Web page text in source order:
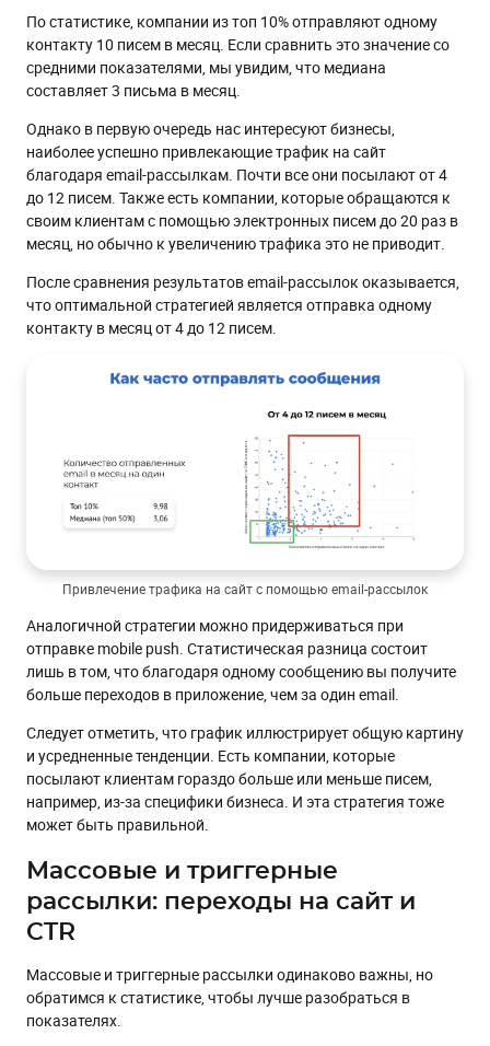
По статистике, компании из топ 10% отправляют одному
контакту 10 писем в месяц. Если сравнить это значение со
средними показателями, мы увидим, что медиана
составляет 3 письма в месяц.
Однако в первую очередь нас интересуют бизнесы,
наиболее успешно привлекающие трафик на сайт
благодаря email-рассылкам. Почти все они посылают от 4
до 12 писем. Также есть компании, которые обращаются к
своим клиентам с помощью электронных писем до 20 раз в
месяц, но обычно к увеличению трафика это не приводит.
После сравнения результатов email-рассылок оказывается,
что оптимальной стратегией является отправка одному
контакту в месяц от 4 до 12 писем.
Привлечение трафика на сайт с помощью email-рассылок
Аналогичной стратегии можно придерживаться при
отправке mobile push. Статистическая разница состоит
лишь в том, что благодаря одному сообщению вы получите
больше переходов в приложение, чем за один email.
Следует отметить, что график иллюстрирует общую картину
и усредненные тенденции. Есть компании, которые
посылают клиентам гораздо больше или меньше писем,
например, из-за специфики бизнеса. И эта стратегия тоже
может быть правильной.
Массовые и триггерные
рассылки: переходы на сайт и
CTR
Массовые и триггерные рассылки одинаково важны, но
обратимся к статистике, чтобы лучше разобраться в
показателях.